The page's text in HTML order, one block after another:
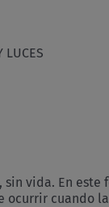
LUCES
vida. En
cuando